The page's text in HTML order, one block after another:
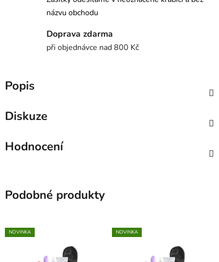
názvu obchodu
Doprava zdarma
při objednávce nad 800 Kč
Popis
Diskuze
Hodnocení
Podobné produkty
NOVINKA NOVINKA